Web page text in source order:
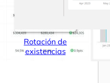
Rotación de
existencias